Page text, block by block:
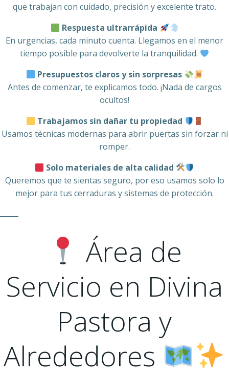
que trabajan con cuidado, precisión y excelente trato.
Respuesta ultrarrápida
En urgencias, cada minuto cuenta. Llegamos en el menor
tiempo posible para devolverte la tranquilidad.
Presupuestos claros y sin sorpresas
Antes de comenzar, te explicamos todo. ¡Nada de cargos
ocultos!
Trabajamos sin dañar tu propiedad
Usamos técnicas modernas para abrir puertas sin forzar ni
romper.
Solo materiales de alta calidad
Queremos que te sientas seguro, por eso usamos solo lo
mejor para tus cerraduras y sistemas de protección.
Área de
Servicio en Divina
Pastora y
Alrededores